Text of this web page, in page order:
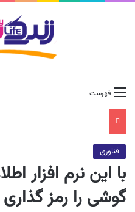
فهرست
فناوری
با این نرم افزار
گوشی را رمز گذاری